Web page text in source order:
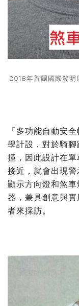
2018年首爾國際發明
「多功能自動安
學計設，對於騎
撞，因此設計在
接近，就會出現
顯示方向燈和煞
器，兼具創意與
者來採訪。